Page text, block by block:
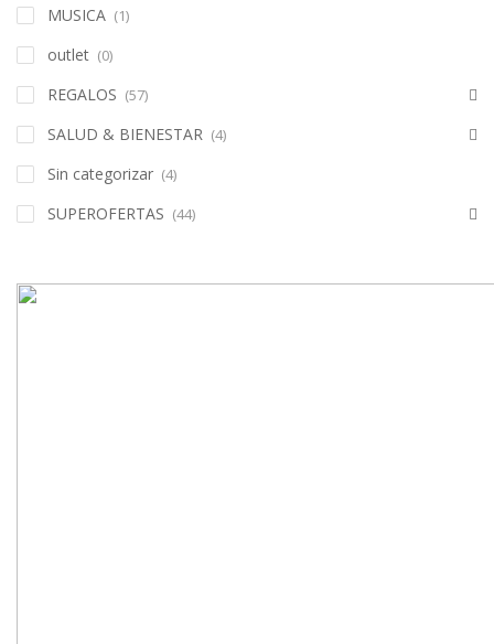
MUSICA (1)
outlet (0)
REGALOS (57)
SALUD & BIENESTAR (4)
Sin categorizar (4)
SUPEROFERTAS (44)